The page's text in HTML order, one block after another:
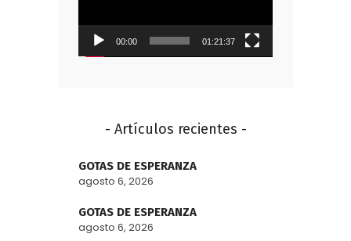
00:00 01:21:37
- Artículos recientes -
GOTAS DE ESPERANZA
agosto 6, 2026
GOTAS DE ESPERANZA
agosto 6, 2026